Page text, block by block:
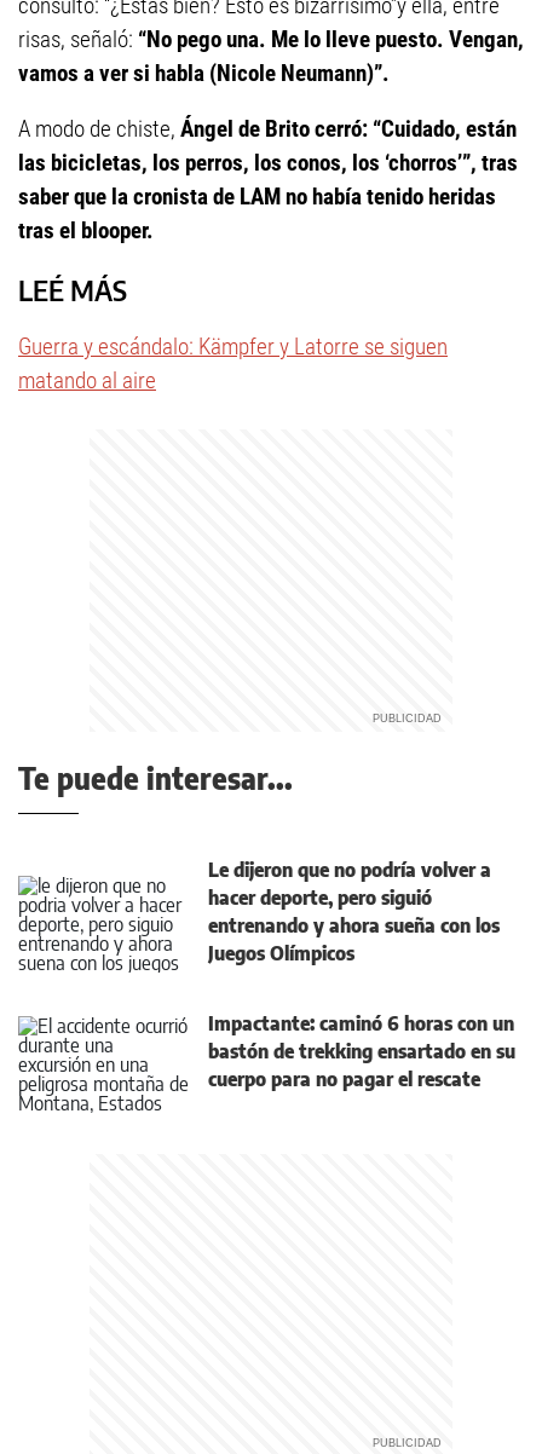
risas, señaló: “No pego una. Me lo lleve puesto. Vengan,
vamos a ver si habla (Nicole Neumann)”.
A modo de chiste, Ángel de Brito cerró: “Cuidado, están
las bicicletas, los perros, los conos, los ‘chorros’”, tras
saber que la cronista de LAM no había tenido heridas
tras el blooper.
LEÉ MÁS
Guerra y escándalo: Kämpfer y Latorre se siguen
matando al aire
Te puede interesar...
Le dijeron que no podría volver a
hacer deporte, pero siguió
entrenando y ahora sueña con los
Juegos Olímpicos
Impactante: caminó 6 horas con un
bastón de trekking ensartado en su
cuerpo para no pagar el rescate